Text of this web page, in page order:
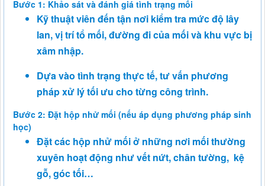
Bước 1: Khảo sát và đánh giá tình trạng mối
Kỹ thuật viên đến tận nơi kiểm tra mức độ lây
lan, vị trí tổ mối, đường đi của mối và khu vực bị
xâm nhập.
Dựa vào tình trạng thực tế, tư vấn phương
pháp xử lý tối ưu cho từng công trình.
Bước 2: Đặt hộp nhử mối (nếu áp dụng phương pháp sinh
học)
Đặt các hộp nhử mối ở những nơi mối thường
xuyên hoạt động như vết nứt, chân tường, kệ
gỗ, góc tối…